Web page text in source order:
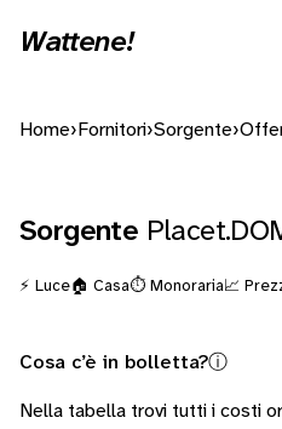
Wattene!
Home› Fornitori›Sorgente›
Sorgente
⚡ Luce🏠 Casa⏱️ Monoraria📈
Cosa c’è in bolletta?ⓘ
Nella tabella trovi tutti i costi